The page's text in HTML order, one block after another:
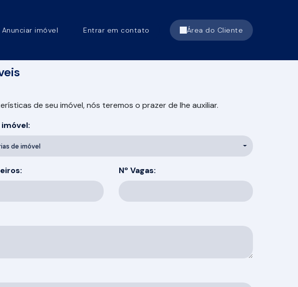
Área do Cliente
Entrar em contato
Anunciar imóvel
de seu imóvel, nós teremos o prazer de lhe auxiliar.
de imóvel
Nº Vagas: